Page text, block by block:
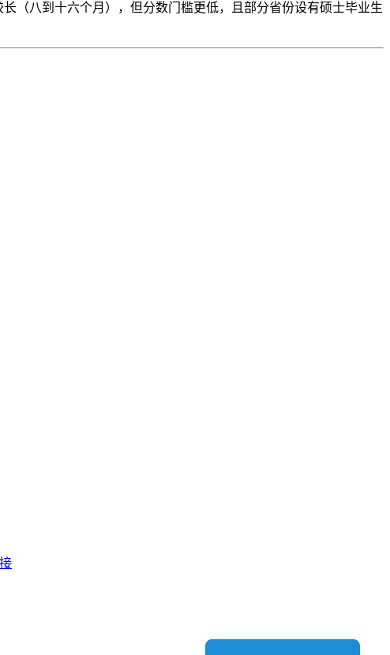
（八到十六个月），但分数门槛更低，且部分省份设有硕士毕业生